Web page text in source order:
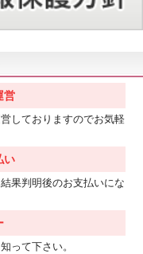
営
しておりますのでお気軽
い
果判明後のお支払いにな
って下さい。